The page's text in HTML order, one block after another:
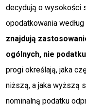
decydują o wysokości
opodatkowania
znajdują
ogólnych, nie
progi określają, jaka
niższą, a jaka wyższą
nominalną podatku